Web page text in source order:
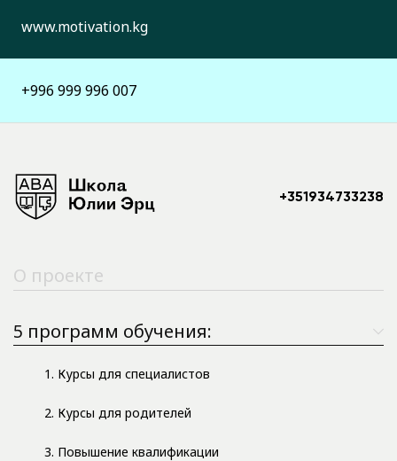
www.motivation.kg
+996 999 996 007
+351934733238
О проекте
5 программ обучения:
1. Курсы для специалистов
2. Курсы для родителей
3. Повышение квалификации